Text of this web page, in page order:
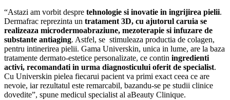
“Astazi am vorbit despre tehnologie si inovatie in ingrijirea pielii.
Dermafrac reprezinta un tratament 3D, cu ajutorul caruia se
realizeaza microdermoabraziune, mezoterapie si infuzare de
substante antiaging. Astfel, se stimuleaza productia de colagen,
pentru intinerirea pielii. Gama Universkin, unica in lume, are la baza
tratamente dermato-estetice personalizate, ce contin ingredienti
activi, recomandati in urma diagnosticului oferit de specialist.
Cu Universkin pielea fiecarui pacient va primi exact ceea ce are
nevoie, iar rezultatul este remarcabil, bazandu-se pe studii clinice
dovedite”, spune medicul specialist al aBeauty Clinique.